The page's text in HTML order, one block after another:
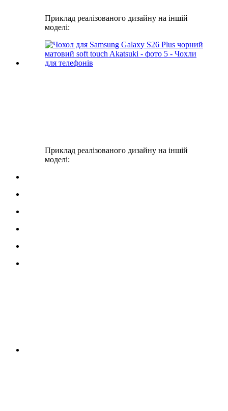
Приклад реалізованого дизайну на іншій
моделі:
Приклад реалізованого дизайну на іншій
моделі: